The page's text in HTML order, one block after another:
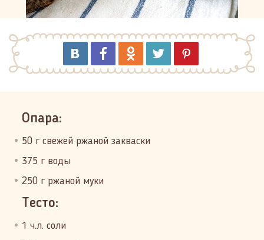
Опара:
50 г свежей ржаной закваски
375 г воды
250 г ржаной муки
Тесто:
1 ч.л. соли